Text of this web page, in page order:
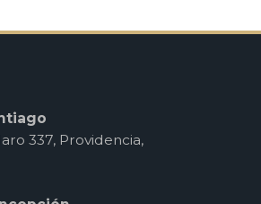
337, Providencia,